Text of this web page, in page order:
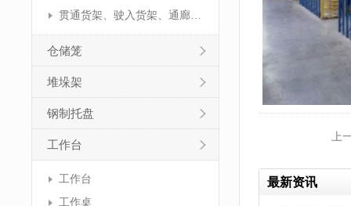
贯通货架、驶入货架、通廊货架
仓储笼
堆垛架
钢制托盘
工作台
工作台
工作桌
上
最新资讯